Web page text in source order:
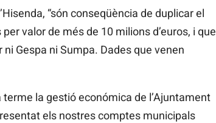
“són conseqüència de duplicar el
valor de més de 10 milions d’euros, i que
Gespa ni Sumpa. Dades que venen
la gestió económica de l’Ajuntament
els nostres comptes municipals